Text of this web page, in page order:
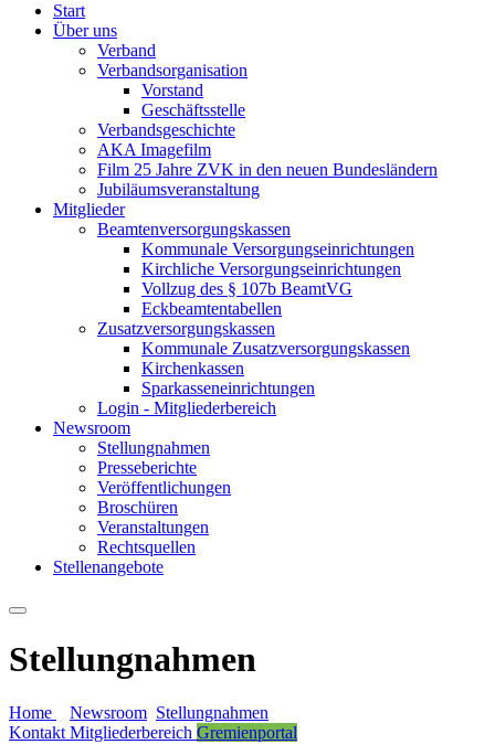
Start
Über uns
Verband
Verbandsorganisation
Vorstand
Geschäftsstelle
Verbandsgeschichte
AKA Imagefilm
Film 25 Jahre ZVK in den neuen Bundesländern
Jubiläumsveranstaltung
Mitglieder
Beamtenversorgungskassen
Kommunale Versorgungseinrichtungen
Kirchliche Versorgungseinrichtungen
Vollzug des § 107b BeamtVG
Eckbeamtentabellen
Zusatzversorgungskassen
Kommunale Zusatzversorgungskassen
Kirchenkassen
Sparkasseneinrichtungen
Login - Mitgliederbereich
Newsroom
Stellungnahmen
Presseberichte
Veröffentlichungen
Broschüren
Veranstaltungen
Rechtsquellen
Stellenangebote
Stellungnahmen
Home Newsroom Stellungnahmen
Kontakt Mitgliederbereich Gremienportal